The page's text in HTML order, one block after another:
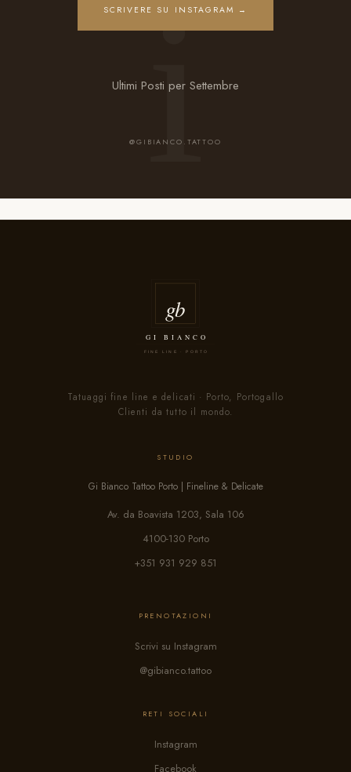
SCRIVERE SU INSTAGRAM →
Ultimi Posti per Settembre
@GIBIANCO.TATTOO
Tatuaggi fine line e delicati · Porto, Portogallo
Clienti da tutto il mondo.
STUDIO
Gi Bianco Tattoo Porto | Fineline & Delicate
Av. da Boavista 1203, Sala 106
4100-130 Porto
+351 931 929 851
PRENOTAZIONI
Scrivi su Instagram
@gibianco.tattoo
RETI SOCIALI
Instagram
Facebook